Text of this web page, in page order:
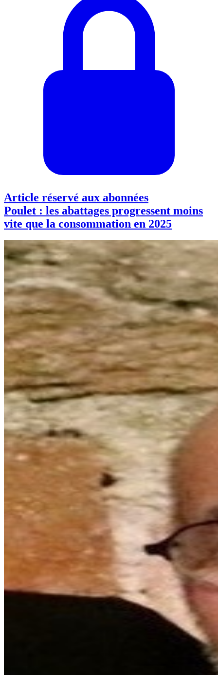
Article réservé aux abonnées
Poulet : les abattages progressent moins
vite que la consommation en 2025